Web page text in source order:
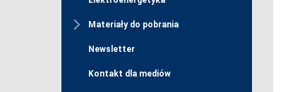
Materiały do pobrania
Newsletter
Kontakt dla mediów